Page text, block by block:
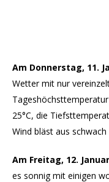
Am Donnerstag, 11.
Wetter mit nur
25°C, die
Wind bläst aus
Am Freitag, 12.
es sonnig mit einigen